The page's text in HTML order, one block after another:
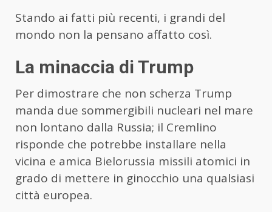
Stando ai fatti più recenti, i grandi del
mondo non la pensano affatto così.
La minaccia di Trump
Per dimostrare che non scherza Trump
manda due sommergibili nucleari nel mare
non lontano dalla Russia; il Cremlino
risponde che potrebbe installare nella
vicina e amica Bielorussia missili atomici in
grado di mettere in ginocchio una qualsiasi
città europea.